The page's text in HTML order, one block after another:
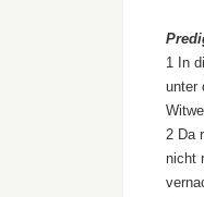
1 In
unter
2 Da
nicht